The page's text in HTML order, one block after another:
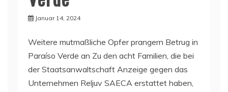
Januar 14, 2024
Weitere mutmaßliche Opfer prangern Betrug in
Paraíso Verde an Zu den acht Familien, die bei
der Staatsanwaltschaft Anzeige gegen das
Unternehmen Reljuv SAECA erstattet haben,